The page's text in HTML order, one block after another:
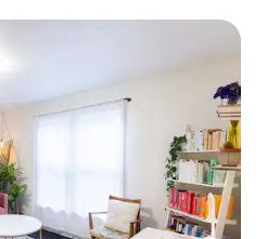
beğenilenler arasında